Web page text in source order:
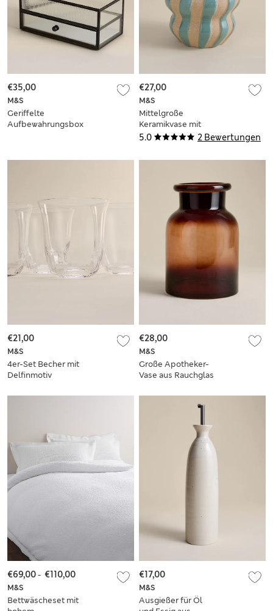
M&S
Geriffelte
Aufbewahrungsbox
€35,00
5.0 2 Bewertungen
M&S
Mittelgroße
Keramikvase mit
Streifenmuster
€27,00
M&S
4er-Set Becher mit
Delfinmotiv
€21,00
M&S
Große Apotheker-
Vase aus Rauchglas
€28,00
M&S
Bettwäscheset mit
€69,00- €110,00
M&S
Ausgießer für Öl
€17,00